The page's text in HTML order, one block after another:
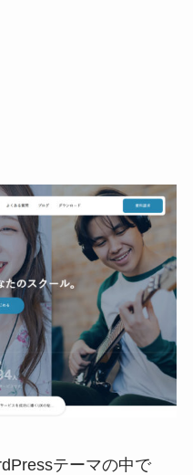
テーマの中で